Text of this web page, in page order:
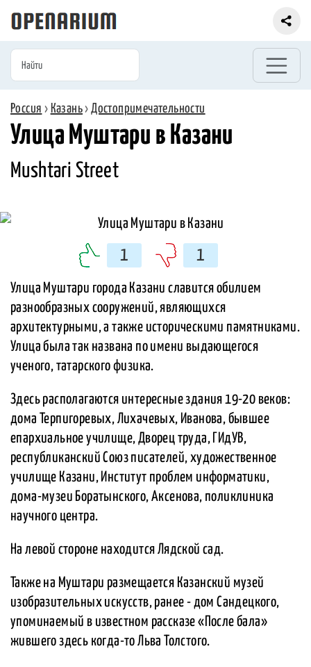
Россия › Казань›Достопримечательности
Улица Муштари в Казани
Mushtari Street
1 1
Улица Муштари города Казани славится обилием
разнообразных сооружений, являющихся
архитектурными, а также историческими памятниками.
Улица была так названа по имени выдающегося
ученого, татарского физика.
Здесь располагаются интересные здания 19-20 веков:
дома Терпигоревых, Лихачевых, Иванова, бывшее
епархиальное училище, Дворец труда, ГИдУВ,
республиканский Союз писателей, художественное
училище Казани, Институт проблем информатики,
дома-музеи Боратынского, Аксенова, поликлиника
научного центра.
На левой стороне находится Лядской сад.
Также на Муштари размещается Казанский музей
изобразительных искусств, ранее - дом Сандецкого,
упоминаемый в известном рассказе «После бала»
жившего здесь когда-то Льва Толстого.